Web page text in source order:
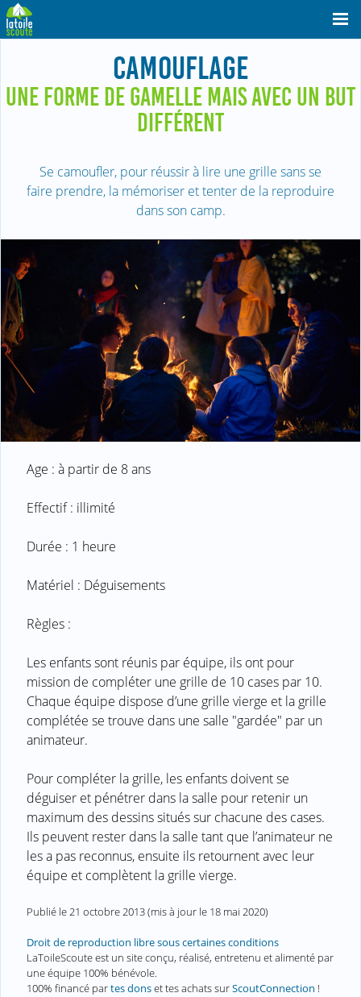
CAMOUFLAGE
UNE FORME DE GAMELLE MAIS AVEC UN BUT
DIFFÉRENT
Se camoufler, pour réussir à lire une grille sans se
faire prendre, la mémoriser et tenter de la reproduire
dans son camp.
Age : à partir de 8 ans
Effectif : illimité
Durée : 1 heure
Matériel : Déguisements
Règles :
Les enfants sont réunis par équipe, ils ont pour
mission de compléter une grille de 10 cases par 10.
Chaque équipe dispose d’une grille vierge et la grille
complétée se trouve dans une salle "gardée" par un
animateur.
Pour compléter la grille, les enfants doivent se
déguiser et pénétrer dans la salle pour retenir un
maximum des dessins situés sur chacune des cases.
Ils peuvent rester dans la salle tant que l’animateur ne
les a pas reconnus, ensuite ils retournent avec leur
équipe et complètent la grille vierge.
Publié le21 octobre 2013(mis à jour le 18 mai 2020)
Droit de reproduction libre sous certaines conditions
LaToileScoute est un site conçu, réalisé, entretenu et alimenté par
une équipe 100% bénévole.
100% financé partes donset tes achats surScoutConnection !